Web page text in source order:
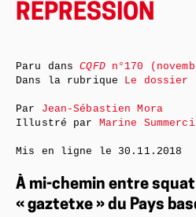
RÉPRESSION
À mi-chemin entre squat
« gaztetxe » du Pays
Paru dansCQFDn°170
Dans la rubrique Le dossier
Par Jean-Sébastien Mora
Illustré par Marine
Mis en ligne le 30.11.2018